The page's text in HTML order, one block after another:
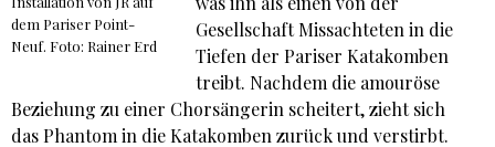
dem Pariser Point-
Neuf. Foto: Rainer Erd
Gesellschaft Missachteten in die
Tiefen der Pariser Katakomben
treibt. Nachdem die amouröse
Beziehung zu einer Chorsängerin scheitert, zieht sich
das Phantom in die Katakomben zurück und verstirbt.